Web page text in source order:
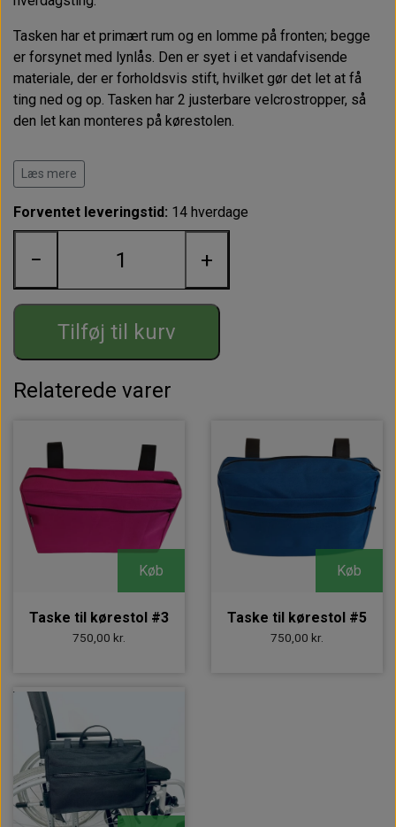
Tasken har et primært rum og en lomme på fronten; begge
er forsynet med lynlås. Den er syet i et vandafvisende
materiale, der er forholdsvis stift, hvilket gør det let at få
ting ned og op. Tasken har 2 justerbare velcrostropper, så
den let kan monteres på kørestolen.
Mål: B 31; H 20 cm; D: 7 cm; velcroremme L 37 cm
For spørgsmål, kontakt Linda Wallentin på tlf.:
eller e-mail: lindaw@husetventure.dk.
Læs mere
Forventet leveringstid: 14 hverdage
− +
Tilføj til kurv
Relaterede varer
Køb
Taske til kørestol #3
750,00 kr.
Køb
Taske til kørestol #5
750,00 kr.